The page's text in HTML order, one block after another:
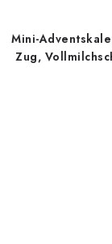
Mini-
Zug,